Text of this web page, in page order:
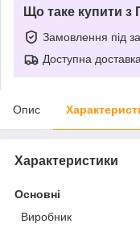
Що таке купити з
Замовлення під
Доступна доставка
Опис
Характеристики
Основні
Виробник